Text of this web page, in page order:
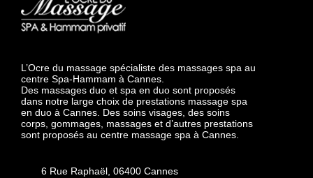
L’Ocre du massage spécialiste des massages spa au
centre Spa-Hammam à Cannes.
Des massages duo et spa en duo sont proposés
dans notre large choix de prestations massage spa
en duo à Cannes. Des soins visages, des soins
corps, gommages, massages et d’autres prestations
sont proposés au centre massage spa à Cannes.
6 Rue Raphaël, 06400 Cannes